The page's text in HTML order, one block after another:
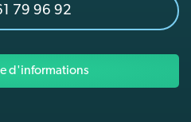
79 96 92
d'informations